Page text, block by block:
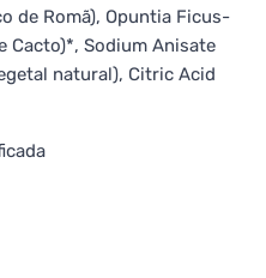
de Romã), Opuntia Ficus-
Cacto)*, Sodium Anisate
natural), Citric Acid